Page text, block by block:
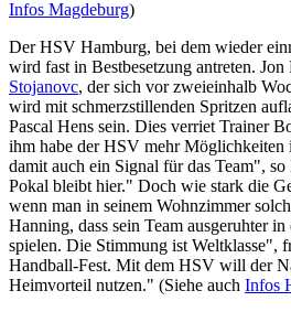
Infos Magdeburg)
Der HSV Hamburg, bei dem wieder
wird fast in Bestbesetzung antreten.
Stojanovc, der sich vor zweieinhalb
wird mit schmerzstillenden Spritzen
Pascal Hens sein. Dies verriet Trainer
ihm habe der HSV mehr Möglichkeiten
damit auch ein Signal für das Team",
Pokal bleibt hier." Doch wie stark die
wenn man in seinem Wohnzimmer
Hanning, dass sein Team ausgeruhter
spielen. Die Stimmung ist Weltklasse",
Handball-Fest. Mit dem HSV will der
Heimvorteil nutzen." (Siehe auch Infos